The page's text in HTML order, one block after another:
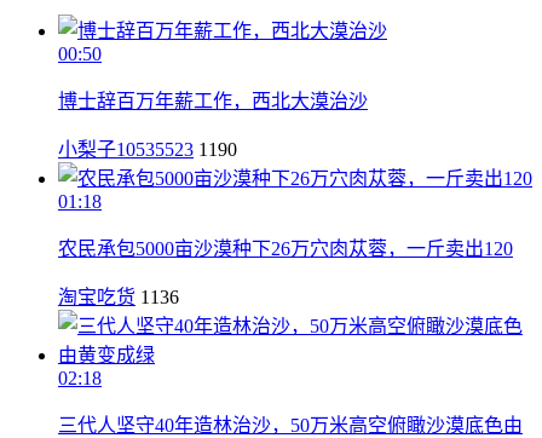
00:50
博士辞百万年薪工作，西北大漠治沙
小梨子10535523 1190
01:18
农民承包5000亩沙漠种下26万穴肉苁蓉，一斤卖出120
淘宝吃货 1136
02:18
三代人坚守40年造林治沙，50万米高空俯瞰沙漠底色由